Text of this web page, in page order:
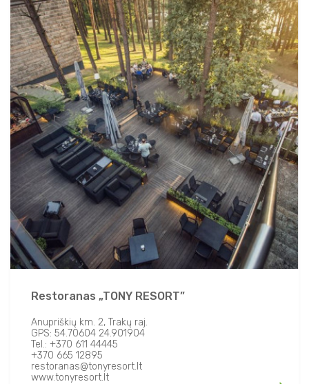
Restoranas „TONY RESORT”
Anupriškių km. 2, Trakų raj.
GPS: 54.70604 24.901904
Tel.: +370 611 44445
+370 665 12895
restoranas@tonyresort.lt
www.tonyresort.lt